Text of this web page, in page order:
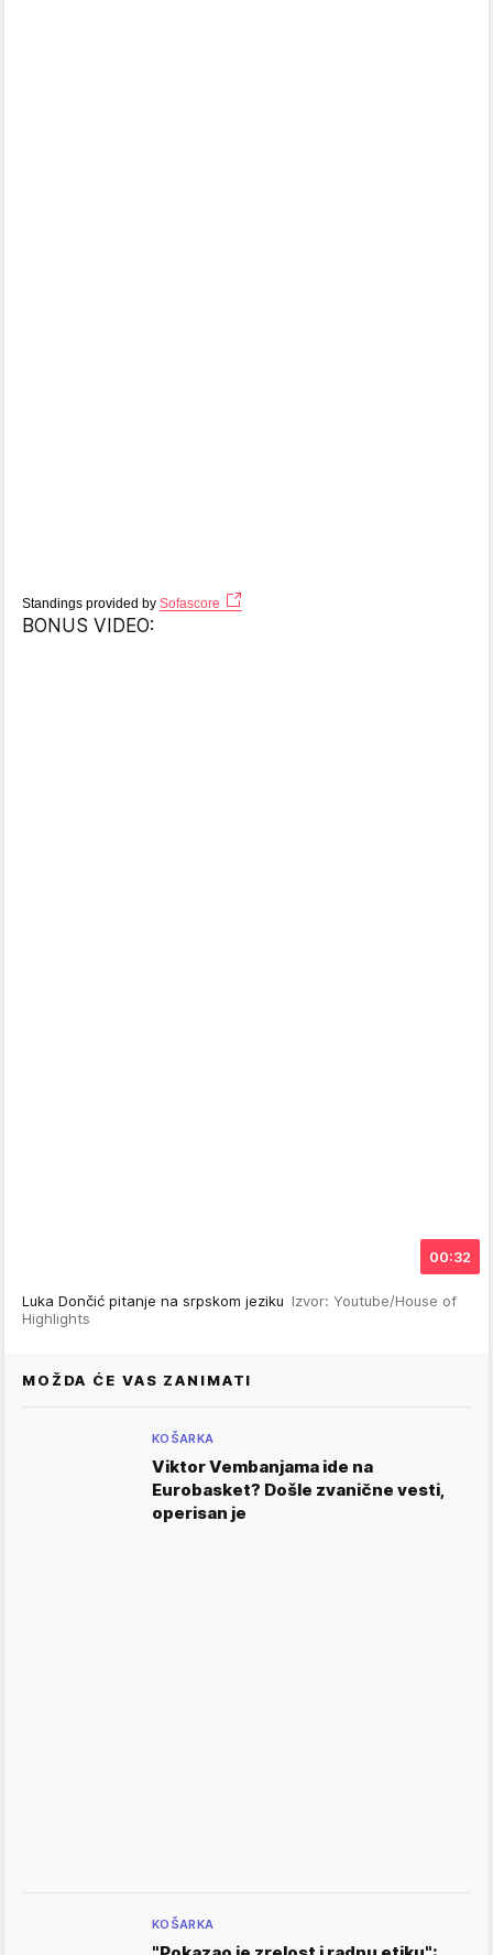
Standings provided by Sofascore
BONUS VIDEO:
00:32
Luka Dončić pitanje na srpskom jeziku Izvor: Youtube/House of
Highlights
MOŽDA ĆE VAS ZANIMATI
KOŠARKA
Viktor Vembanjama ide na
Eurobasket? Došle zvanične vesti,
operisan je
KOŠARKA